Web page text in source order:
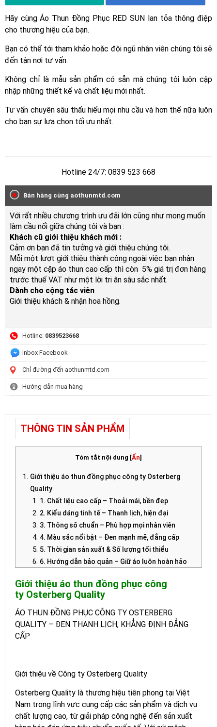
Hãy cùng Áo Thun Đồng Phục RED SUN lan tỏa thông điệp
cho thương hiệu của bạn.
Bạn có thể tới tham khảo hoặc đội ngũ nhân viên chúng tôi sẽ
đến tận nơi tư vấn.
Không chỉ là mẫu sản phẩm có sẵn mà chúng tôi luôn cập
nhập những thiết kế và chất liệu mới nhất.
Tư vấn chuyên sâu thấu hiểu mọi nhu cầu và hơn thế nữa luôn
cho bạn sự lựa chọn tối ưu nhất.
Hotline 24/7: 0839 523 668
Bán hàng cùng aothunmtd.com
Với rất nhiều chương trình ưu đãi lớn cũng như mong muốn
làm cầu nối giữa chúng tôi và bạn :
Khách cũ giới thiệu khách mới :
Cảm ơn bạn đã tin tưởng và giới thiệu chúng tôi.
Mỗi một lượt giới thiệu thành công ngoài việc bạn nhận
ngay một cặp áo thun cao cấp thì còn 5% giá trị đơn hàng
trước thuế VAT như một lời tri ân sâu sắc nhất.
Dành cho cộng tác viên
Giới thiệu khách & nhận hoa hồng.
Hotline: 0839523668
Inbox Facebook
Chỉ đường đến aothunmtd.com
Hướng dẫn mua hàng
THÔNG TIN SẢN PHẨM
Tóm tắt nội dung [Ẩn]
Giới thiệu áo thun đồng phục công ty Osterberg
Quality
1. Chất liệu cao cấp – Thoải mái, bền đẹp
2. Kiểu dáng tinh tế – Thanh lịch, hiện đại
3. Thông số chuẩn – Phù hợp mọi nhân viên
4. Màu sắc nổi bật – Đen mạnh mẽ, đẳng cấp
5. Thời gian sản xuất & Số lượng tối thiểu
6. Hướng dẫn bảo quản – Giữ áo luôn hoàn hảo
Redsun Uniform
Danh mục mẫu áo thun thiết kế
Giới thiệu áo thun đồng phục công
ty Osterberg Quality
ÁO THUN ĐỒNG PHỤC CÔNG TY OSTERBERG
QUALITY – ĐEN THANH LỊCH, KHẲNG ĐỊNH ĐẲNG
CẤP
Giới thiệu về Công ty Osterberg Quality
Osterberg Quality là thương hiệu tiên phong tại Việt
Nam trong lĩnh vực cung cấp các sản phẩm và dịch vụ
chất lượng cao, từ giải pháp công nghệ đến sản xuất